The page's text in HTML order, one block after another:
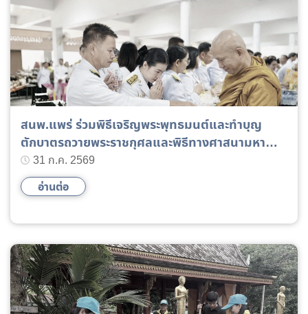
สนพ.แพร่ ร่วมพิธีเจริญพระพุทธมนต์และทำบุญ
ตักบาตรถวายพระราชกุศลและพิธีทางศาสนามหา
มงคล เนื่องในโอกาสวันเฉลิมพระชนมพรรษา
31 ก.ค. 2569
อ่านต่อ